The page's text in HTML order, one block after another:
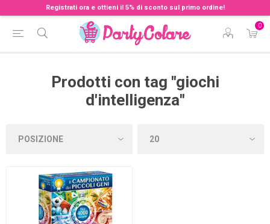
Registrati ora e ottieni il 5% di sconto sul primo ordine!
0
Prodotti con tag "giochi
d'intelligenza"